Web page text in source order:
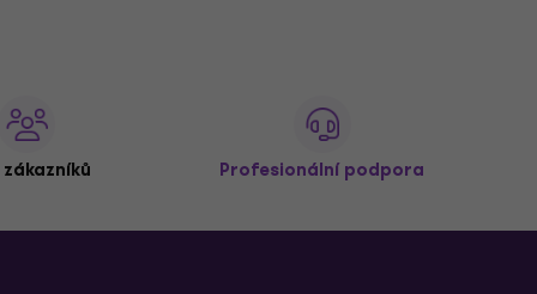
zákazníků Profesionální podpora